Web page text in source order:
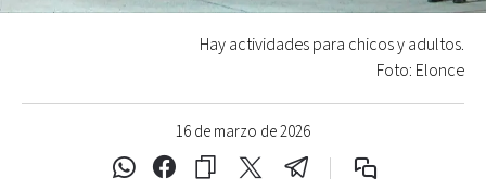
16 de marzo de 2026
Hay actividades para chicos y adultos.
Foto: Elonce